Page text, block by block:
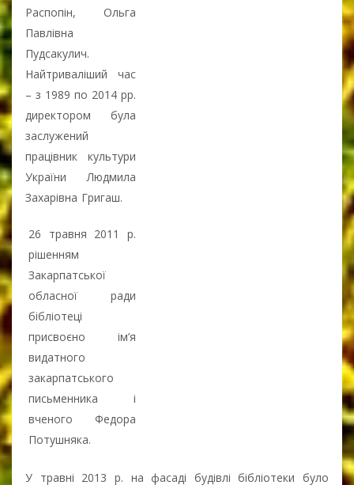
Распопін, Ольга
Павлівна
Пудсакулич.
Найтриваліший час
– з 1989 по 2014 рр.
директором була
заслужений
працівник культури
України Людмила
Захарівна Григаш.
26 травня 2011 р.
рішенням
Закарпатської
обласної ради
бібліотеці
присвоєно ім’я
видатного
закарпатського
письменника і
вченого Федора
Потушняка.
У травні 2013 р. на фасаді будівлі бібліотеки було